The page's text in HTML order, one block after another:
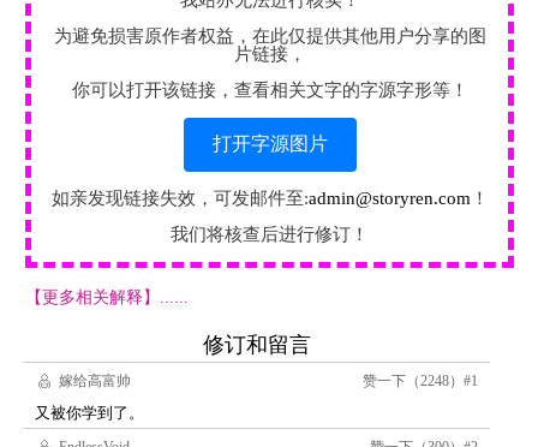
为避免损害原作者权益，在此仅提供其他用户分享的图
片链接，
你可以打开该链接，查看相关文字的字源字形等！
打开字源图片
如亲发现链接失效，可发邮件至:admin@storyren.com ！
我们将核查后进行修订！
【更多相关解释】......